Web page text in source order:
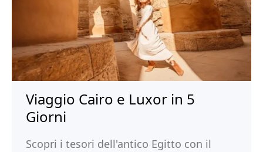
Viaggio Cairo e Luxor in 5
Giorni
Scopri i tesori dell'antico Egitto con il